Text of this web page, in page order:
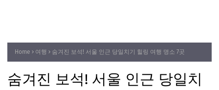
Home 여행 숨겨진 보석! 서울 인근 당일치기 힐링 여행 명소 7곳
숨겨진 보석! 서울 인근 당일치